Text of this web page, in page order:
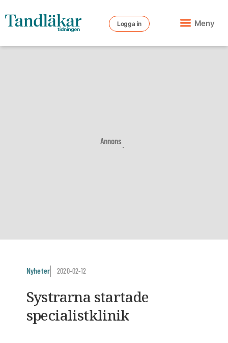
Logga in Meny
Annons
Nyheter 2020-02-12
Systrarna startade
specialistklinik